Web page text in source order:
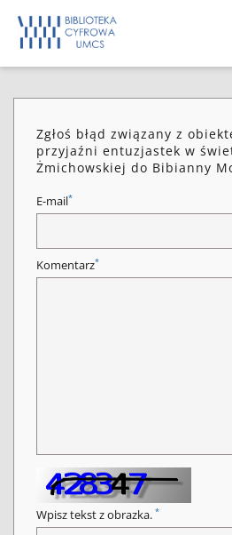
Zgłoś błąd związany z
przyjaźni entuzjastek w
Żmichowskiej do Bibianny
E-mail*
Komentarz*
Wpisz tekst z obrazka. *